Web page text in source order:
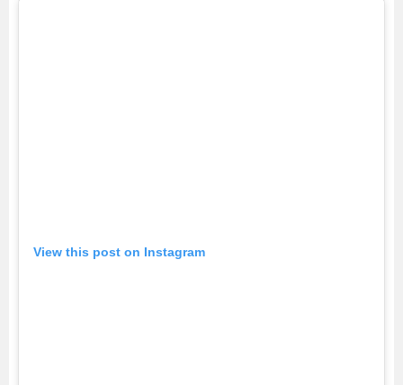
View this post on Instagram